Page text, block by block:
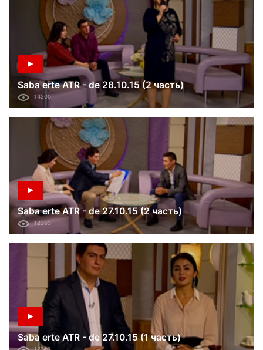
Saba erte ATR - de 28.10.15 (2 часть)
14200
Saba erte ATR - de 27.10.15 (2 часть)
12353
Saba erte ATR - de 27.10.15 (1 часть)